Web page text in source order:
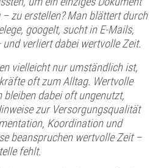
zu erstellen? Man blättert durch
googelt, sucht in E-Mails,
verliert dabei wertvolle Zeit.
vielleicht nur umständlich ist,
oft zum Alltag. Wertvolle
bleiben dabei oft ungenutzt,
zur Versorgungsqualität
Koordination und
beanspruchen wertvolle Zeit –
fehlt.